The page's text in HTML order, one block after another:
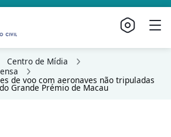
Centro de Mídia
de voo com aeronaves não tripuladas
Grande Prémio de Macau